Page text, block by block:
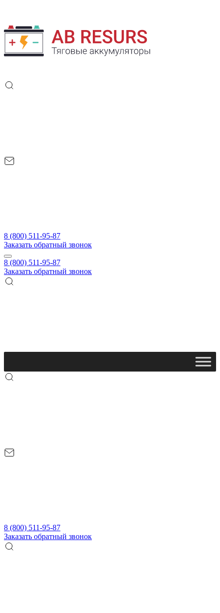
8 (800) 511-95-87
Заказать обратный звонок
8 (800) 511-95-87
Заказать обратный звонок
8 (800) 511-95-87
Заказать обратный звонок